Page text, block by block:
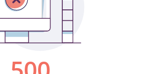
2 nouvelles musiques dans Torah-Box Music
8 personnes viennent de faire un don pour Tsédaka : pauvres d'Israel